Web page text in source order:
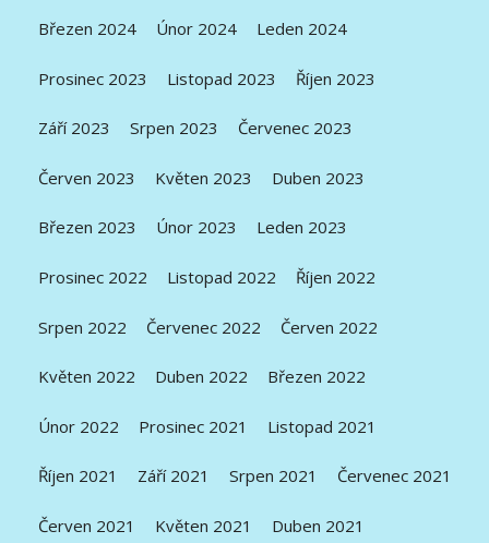
Březen 2024 Únor 2024 Leden 2024
Prosinec 2023 Listopad 2023 Říjen 2023
Září 2023 Srpen 2023 Červenec 2023
Červen 2023 Květen 2023 Duben 2023
Březen 2023 Únor 2023 Leden 2023
Prosinec 2022 Listopad 2022 Říjen 2022
Srpen 2022 Červenec 2022 Červen 2022
Květen 2022 Duben 2022 Březen 2022
Únor 2022 Prosinec 2021 Listopad 2021
Říjen 2021 Září 2021 Srpen 2021 Červenec 2021
Červen 2021 Květen 2021 Duben 2021